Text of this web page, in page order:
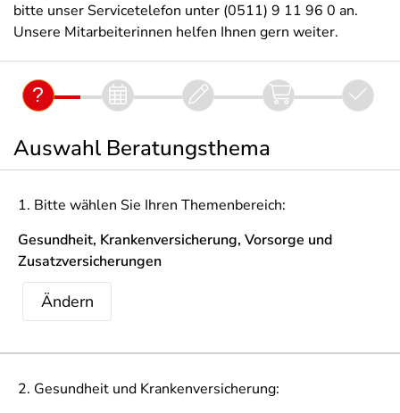
bitte unser Servicetelefon unter (0511) 9 11 96 0 an.
Unsere Mitarbeiterinnen helfen Ihnen gern weiter.
Auswahl Beratungsthema
1. Bitte wählen Sie Ihren Themenbereich:
Gesundheit, Krankenversicherung, Vorsorge und
Zusatzversicherungen
Ändern
2. Gesundheit und Krankenversicherung: